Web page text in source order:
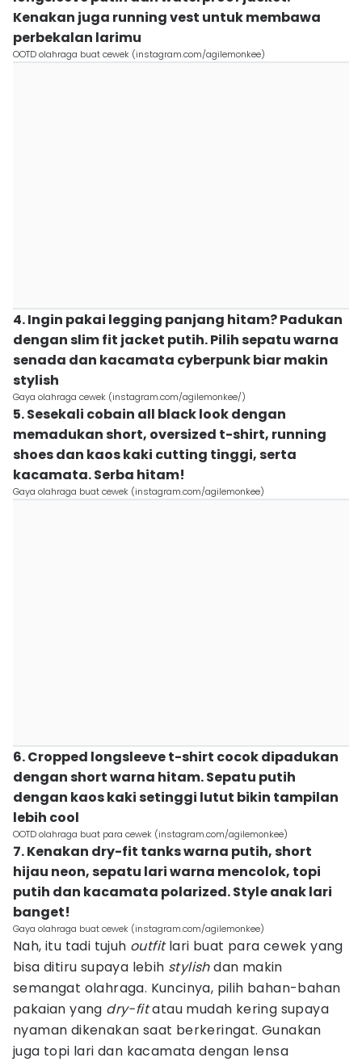
Kenakan juga running vest untuk membawa
perbekalan larimu
OOTD olahraga buat cewek (instagram.com/agilemonkee)
4. Ingin pakai legging panjang hitam? Padukan
dengan slim fit jacket putih. Pilih sepatu warna
senada dan kacamata cyberpunk biar makin
stylish
Gaya olahraga cewek (instagram.com/agilemonkee/)
5. Sesekali cobain all black look dengan
memadukan short, oversized t-shirt, running
shoes dan kaos kaki cutting tinggi, serta
kacamata. Serba hitam!
Gaya olahraga buat cewek (instagram.com/agilemonkee)
6. Cropped longsleeve t-shirt cocok dipadukan
dengan short warna hitam. Sepatu putih
dengan kaos kaki setinggi lutut bikin tampilan
lebih cool
OOTD olahraga buat para cewek (instagram.com/agilemonkee)
7. Kenakan dry-fit tanks warna putih, short
hijau neon, sepatu lari warna mencolok, topi
putih dan kacamata polarized. Style anak lari
banget!
Gaya olahraga buat cewek (instagram.com/agilemonkee)
Nah, itu tadi tujuh outfitlari buat para cewek yang
bisa ditiru supaya lebih stylishdan makin
semangat olahraga. Kuncinya, pilih bahan-bahan
pakaian yang dry-fitatau mudah kering supaya
nyaman dikenakan saat berkeringat. Gunakan
juga topi lari dan kacamata dengan lensa